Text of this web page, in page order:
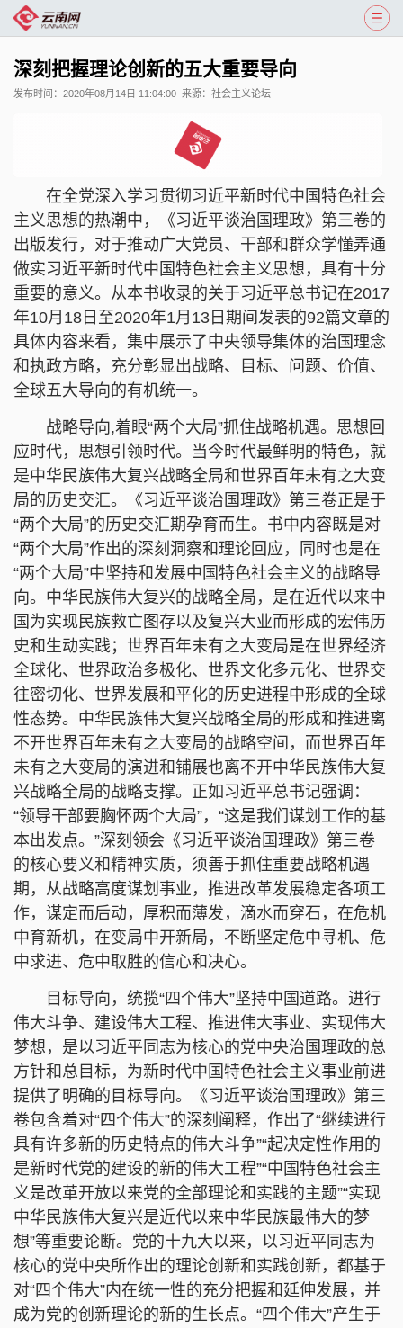
深刻把握理论创新的五大重要导向
发布时间： 2020年08月14日 11:04:00 来源： 社会主义论坛
在全党深入学习贯彻习近平新时代中国特色社会
主义思想的热潮中，《习近平谈治国理政》第三卷的
出版发行，对于推动广大党员、干部和群众学懂弄通
做实习近平新时代中国特色社会主义思想，具有十分
重要的意义。从本书收录的关于习近平总书记在2017
年10月18日至2020年1月13日期间发表的92篇文章的
具体内容来看，集中展示了中央领导集体的治国理念
和执政方略，充分彰显出战略、目标、问题、价值、
全球五大导向的有机统一。
战略导向,着眼“两个大局”抓住战略机遇。思想回
应时代，思想引领时代。当今时代最鲜明的特色，就
是中华民族伟大复兴战略全局和世界百年未有之大变
局的历史交汇。《习近平谈治国理政》第三卷正是于
“两个大局”的历史交汇期孕育而生。书中内容既是对
“两个大局”作出的深刻洞察和理论回应，同时也是在
“两个大局”中坚持和发展中国特色社会主义的战略导
向。中华民族伟大复兴的战略全局，是在近代以来中
国为实现民族救亡图存以及复兴大业而形成的宏伟历
史和生动实践；世界百年未有之大变局是在世界经济
全球化、世界政治多极化、世界文化多元化、世界交
往密切化、世界发展和平化的历史进程中形成的全球
性态势。中华民族伟大复兴战略全局的形成和推进离
不开世界百年未有之大变局的战略空间，而世界百年
未有之大变局的演进和铺展也离不开中华民族伟大复
兴战略全局的战略支撑。正如习近平总书记强调：
“领导干部要胸怀两个大局”，“这是我们谋划工作的基
本出发点。”深刻领会《习近平谈治国理政》第三卷
的核心要义和精神实质，须善于抓住重要战略机遇
期，从战略高度谋划事业，推进改革发展稳定各项工
作，谋定而后动，厚积而薄发，滴水而穿石，在危机
中育新机，在变局中开新局，不断坚定危中寻机、危
中求进、危中取胜的信心和决心。
目标导向，统揽“四个伟大”坚持中国道路。进行
伟大斗争、建设伟大工程、推进伟大事业、实现伟大
梦想，是以习近平同志为核心的党中央治国理政的总
方针和总目标，为新时代中国特色社会主义事业前进
提供了明确的目标导向。《习近平谈治国理政》第三
卷包含着对“四个伟大”的深刻阐释，作出了“继续进行
具有许多新的历史特点的伟大斗争”“起决定性作用的
是新时代党的建设的新的伟大工程”“中国特色社会主
义是改革开放以来党的全部理论和实践的主题”“实现
中华民族伟大复兴是近代以来中华民族最伟大的梦
想”等重要论断。党的十九大以来，以习近平同志为
核心的党中央所作出的理论创新和实践创新，都基于
对“四个伟大”内在统一性的充分把握和延伸发展，并
成为党的创新理论的新的生长点。“四个伟大”产生于